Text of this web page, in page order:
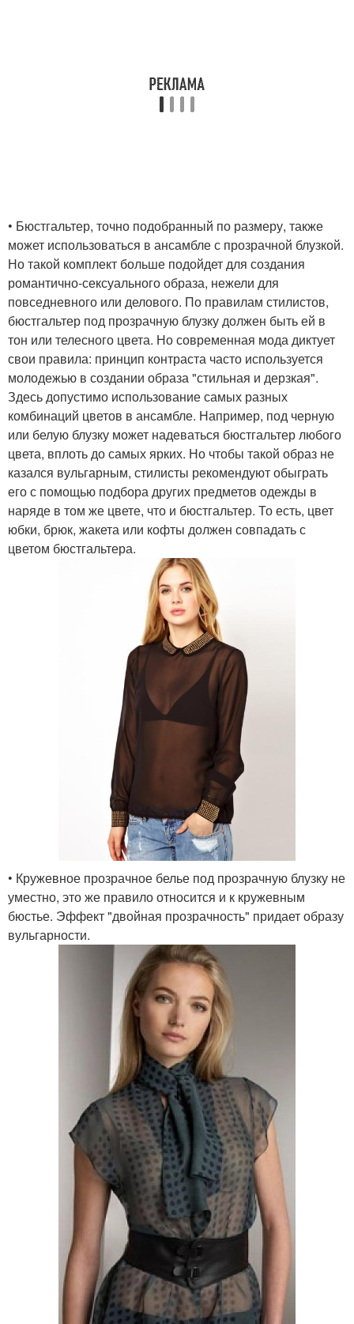
• Бюстгальтер, точно подобранный по размеру, также
может использоваться в ансамбле с прозрачной блузкой.
Но такой комплект больше подойдет для создания
романтично-сексуального образа, нежели для
повседневного или делового. По правилам стилистов,
бюстгальтер под прозрачную блузку должен быть ей в
тон или телесного цвета. Но современная мода диктует
свои правила: принцип контраста часто используется
молодежью в создании образа "стильная и дерзкая".
Здесь допустимо использование самых разных
комбинаций цветов в ансамбле. Например, под черную
или белую блузку может надеваться бюстгальтер любого
цвета, вплоть до самых ярких. Но чтобы такой образ не
казался вульгарным, стилисты рекомендуют обыграть
его с помощью подбора других предметов одежды в
наряде в том же цвете, что и бюстгальтер. То есть, цвет
юбки, брюк, жакета или кофты должен совпадать с
цветом бюстгальтера.
• Кружевное прозрачное белье под прозрачную блузку не
уместно, это же правило относится и к кружевным
бюстье. Эффект "двойная прозрачность" придает образу
вульгарности.